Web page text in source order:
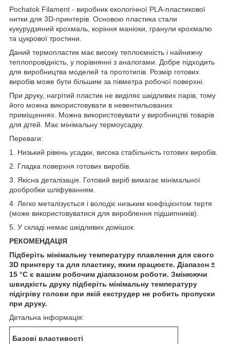
Pochatok Filament - виробник екологічної PLA-пластикової
нитки для 3D-принтерів. Основою пластика стали
кукурудзяний крохмаль, коріння маніоки, гранули крохмалю
та цукрової тростини.
Даний термопластик має високу теплоємність і найнижчу
теплопровідність, у порівнянні з аналогами. Добре підходить
для виробництва моделей та прототипів. Розмір готових
виробів може бути більшим за півметра робочої поверхні.
При друку, нагрітий пластик не виділяє шкідливих парів, тому
його можна використовувати в невентильованих
приміщеннях. Можна використовувати у виробництві товарів
для дітей. Має мінімальну термоусадку.
Переваги:
1. Низький рівень усадки, висока стабільність готових виробів.
2. Гладка поверхня готових виробів.
3. Якісна деталізація. Готовий виріб вимагає мінімальної
дообробки шліфуванням.
4. Легко металізується і володіє низьким коефіцієнтом тертя
(може використовуватися для вироблення підшипників).
5. У складі немає шкідливих домішок.
РЕКОМЕНДАЦІЯ
Підберіть мінімальну температуру плавлення для свого
3D принтеру та для пластику, яким працюєте. Діапазон ±
15 °С є вашим робочим діапазоном роботи. Змінюючи
швидкість друку підберіть мінімальну температуру
підігріву голови при якій екструдер не робить пропуски
при друку.
Детальна інформація:
Базові властивості